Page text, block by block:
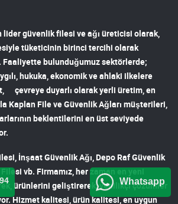
lidergüvenlik filesi ve ağı üreticisi olarak,
tüketicinin birinci tercihi olarak
bulunduğumuz sektörlerde;
hukuka, ekonomik ve ahlaki ilkelere
çevreye duyarlı olarak yerli üretim, en
Kaplan File ve Güvenlik Ağları müşterileri,
beklentilerini en üst seviyede
, İnşaat Güvenlik Ağı, Depo Raf Güvenlik
vb. Firmamız, her zaman en yeni
ürünlerini geliştirerek, yenilikçi çözümler
Hizmet kalitesi, ürün kalitesi, en uygun
Whatsapp